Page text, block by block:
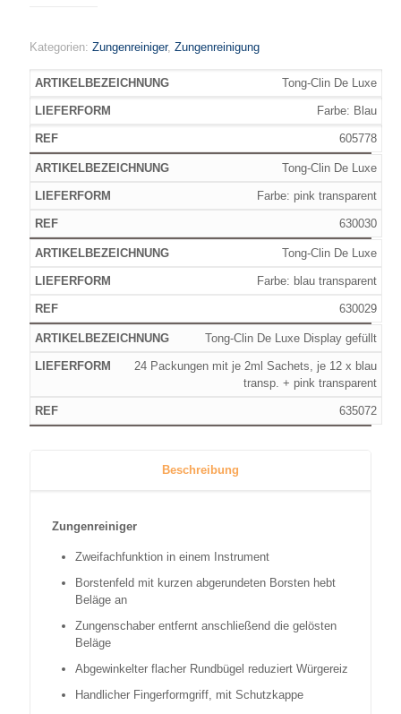
Kategorien: Zungenreiniger, Zungenreinigung
Tong-Clin De Luxe
Farbe: Blau
605778
Tong-Clin De Luxe
Farbe: pink transparent
630030
Tong-Clin De Luxe
Farbe: blau transparent
630029
Tong-Clin De Luxe Display gefüllt
24 Packungen mit je 2ml Sachets, je 12 x blau
transp. + pink transparent
635072
Beschreibung
Zungenreiniger
Zweifachfunktion in einem Instrument
Borstenfeld mit kurzen abgerundeten Borsten hebt
Beläge an
Zungenschaber entfernt anschließend die gelösten
Beläge
Abgewinkelter flacher Rundbügel reduziert Würgereiz
Handlicher Fingerformgriff, mit Schutzkappe